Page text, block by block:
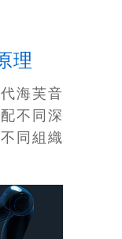
理
海芙音
不同深
同組織